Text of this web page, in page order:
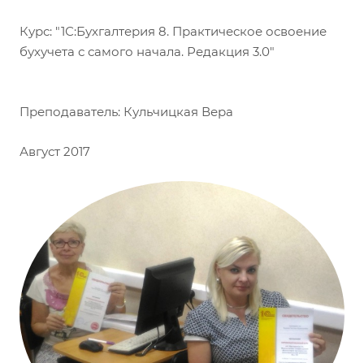
Курс: "1С:Бухгалтерия 8. Практическое освоение
бухучета с самого начала. Редакция 3.0"
Преподаватель: Кульчицкая Вера
Август 2017